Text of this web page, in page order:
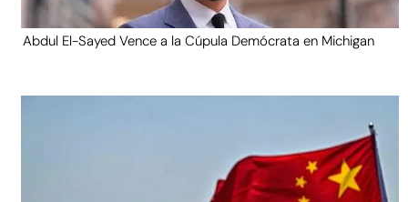
Abdul El-Sayed Vence a la Cúpula Demócrata en Michigan